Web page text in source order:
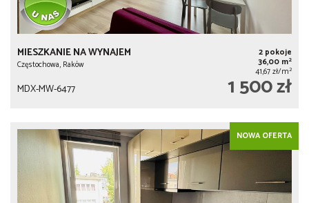
MIESZKANIE NA WYNAJEM
Częstochowa, Raków
2 pokoje
36,00 m2
41,67 zł/m2
MDX-MW-6477 1 500 zł
NOWA OFERTA